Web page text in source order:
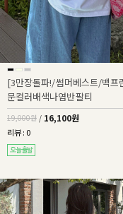
[3만장돌파!/썸머베스트/백프
문컬러배색나염반팔티
19,000원 / 16,100원
리뷰 : 0